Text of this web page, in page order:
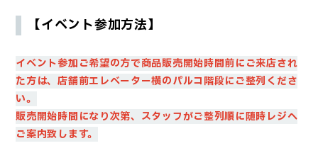
【イベント参加方法】
イベント参加ご希望の方で商品販売開始時間前にご来店され
た方は、店舗前エレベーター横のパルコ階段にご整列くださ
い。
販売開始時間になり次第、スタッフがご整列順に随時レジへ
ご案内致します。